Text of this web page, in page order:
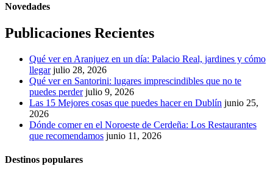
Novedades
Publicaciones Recientes
Qué ver en Aranjuez en un día: Palacio Real, jardines y cómo
llegar julio 28, 2026
Qué ver en Santorini: lugares imprescindibles que no te
puedes perder julio 9, 2026
Las 15 Mejores cosas que puedes hacer en Dublín junio 25,
2026
Dónde comer en el Noroeste de Cerdeña: Los Restaurantes
que recomendamos junio 11, 2026
Destinos populares